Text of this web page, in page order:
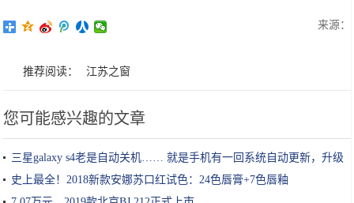
来源：
推荐阅读： 江苏之窗
您可能感兴趣的文章
三星galaxy s4老是自动关机…… 就是手机有一回系统自动更新，升级
到了android4.4.
史上最全！2018新款安娜苏口红试色：24色唇膏+7色唇釉